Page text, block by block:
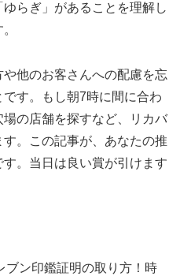
らぎ」があることを理解し
他のお客さんへの配慮を忘
す。もし朝7時に間に合わ
の店舗を探すなど、リカバ
。この記事が、あなたの推
。当日は良い賞が引けます
ブン印鑑証明の取り方！時